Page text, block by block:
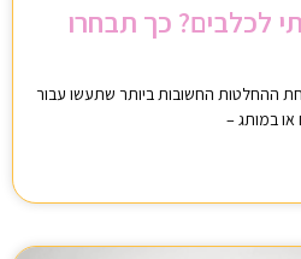
לכלבים? כך תבחרו
ההחלטות החשובות ביותר שתעשו עבור
במותג –